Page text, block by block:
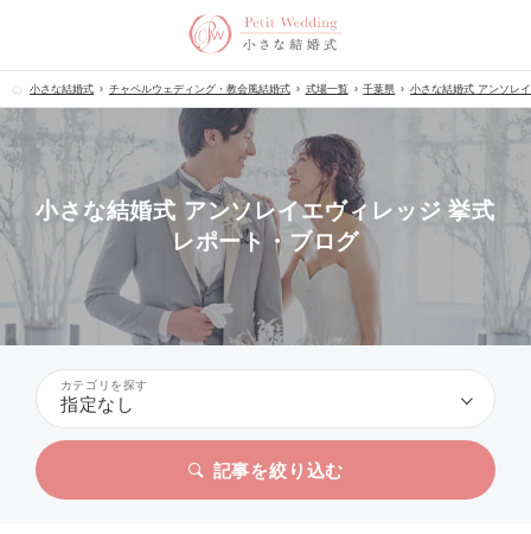
小さな結婚式 チャペルウェディング・教会風結婚式 式場一覧 千葉県 小さな結婚式 アンソレ
小さな結婚式 アンソレイエヴィレッジ 挙式
レポート・ブログ
カテゴリを探す
指定なし
記事を絞り込む